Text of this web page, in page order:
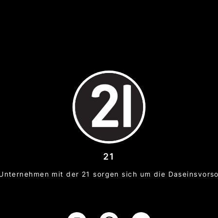
21
mit der 21 sorgen sich um die